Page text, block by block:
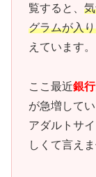
覧すると、
グラムが入
えています。
ここ最近銀
が急増して
アダルトサ
しくて言え